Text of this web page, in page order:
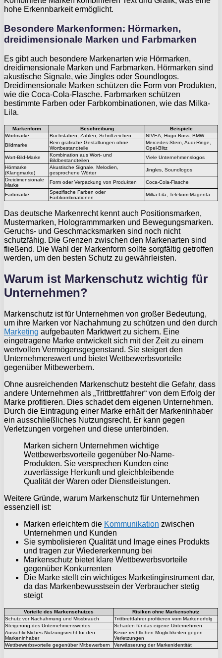
hohe Erkennbarkeit ermöglicht.
Besondere Markenformen: Hörmarken,
dreidimensionale Marken und Farbmarken
Es gibt auch besondere Markenarten wie Hörmarken,
dreidimensionale Marken und Farbmarken. Hörmarken sind
akustische Signale, wie Jingles oder Soundlogos.
Dreidimensionale Marken schützen die Form von Produkten,
wie die Coca-Cola-Flasche. Farbmarken schützen
bestimmte Farben oder Farbkombinationen, wie das Milka-
Lila.
Markenform Beschreibung
Beispiele
Wortmarke
Buchstaben, Zahlen, Schriftzeichen
NIVEA, Hugo Boss, BMW
Bildmarke
Rein grafische Gestaltungen ohne
Wortbestandteile
Mercedes-Stern, Audi-Ringe,
Opel-Blitz
Wort-Bild-Marke
Kombination aus Wort- und
Bildbestandteilen
Viele Unternehmenslogos
Hörmarke
(Klangmarke)
Akustische Signale, Melodien,
gesprochene Wörter
Jingles, Soundlogos
Dreidimensionale
Marke
Form oder Verpackung von Produkten Coca-Cola-Flasche
Farbmarke
Spezifische Farben oder
Farbkombinationen
Milka-Lila, Telekom-Magenta
Das deutsche Markenrecht kennt auch Positionsmarken,
Mustermarken, Hologrammmarken und Bewegungsmarken.
Geruchs- und Geschmacksmarken sind noch nicht
schutzfähig. Die Grenzen zwischen den Markenarten sind
fließend. Die Wahl der Markenform sollte sorgfältig getroffen
werden, um den besten Schutz zu gewährleisten.
Warum ist Markenschutz wichtig für
Unternehmen?
Markenschutz ist für Unternehmen von großer Bedeutung,
um ihre Marken vor Nachahmung zu schützen und den durch
Marketing aufgebauten Marktwert zu sichern. Eine
eingetragene Marke entwickelt sich mit der Zeit zu einem
wertvollen Vermögensgegenstand. Sie steigert den
Unternehmenswert und bietet Wettbewerbsvorteile
gegenüber Mitbewerbern.
Ohne ausreichenden Markenschutz besteht die Gefahr, dass
andere Unternehmen als „Trittbrettfahrer“ von dem Erfolg der
Marke profitieren. Dies schadet dem eigenen Unternehmen.
Durch die Eintragung einer Marke erhält der Markeninhaber
ein ausschließliches Nutzungsrecht. Er kann gegen
Verletzungen vorgehen und diese unterbinden.
Marken sichern Unternehmen wichtige
Wettbewerbsvorteile gegenüber No-Name-
Produkten. Sie versprechen Kunden eine
zuverlässige Herkunft und gleichbleibende
Qualität der Waren oder Dienstleistungen.
Weitere Gründe, warum Markenschutz für Unternehmen
essenziell ist:
Marken erleichtern die Kommunikation zwischen
Unternehmen und Kunden
Sie symbolisieren Qualität und Image eines Produkts
und tragen zur Wiedererkennung bei
Markenschutz bietet klare Wettbewerbsvorteile
gegenüber Konkurrenten
Die Marke stellt ein wichtiges Marketinginstrument dar,
da das Markenbewusstsein der Verbraucher stetig
steigt
Vorteile des Markenschutzes
Risiken ohne Markenschutz
Schutz vor Nachahmung und Missbrauch
Trittbrettfahrer profitieren vom Markenerfolg
Steigerung des Unternehmenswertes
Schaden für das eigene Unternehmen
Ausschließliches Nutzungsrecht für den
Markeninhaber
Keine rechtlichen Möglichkeiten gegen
Verletzungen
Wettbewerbsvorteile gegenüber Mitbewerbern
Verwässerung der Markenidentität